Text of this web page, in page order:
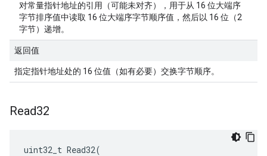
对常量指针地址的引用（可能未对齐），用于从 16 位大端序
字节排序值中读取 16 位大端序字节顺序值，然后以 16 位（2
字节）递增。
返回值
指定指针地址处的 16 位值（如有必要）交换字节顺序。
Read32
uint32_t Read32(